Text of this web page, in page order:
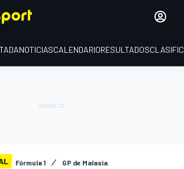
NOTICIASCALENDARIORESULTADOS
Fórmula 1 GP de Malasia